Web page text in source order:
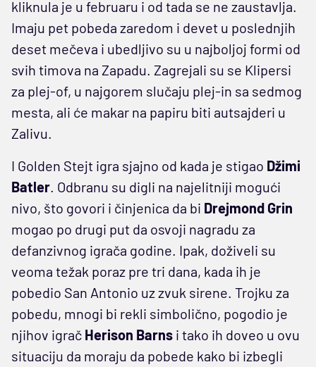
kliknula je u februaru i od tada se ne zaustavlja.
Imaju pet pobeda zaredom i devet u poslednjih
deset mečeva i ubedljivo su u najboljoj formi od
svih timova na Zapadu. Zagrejali su se Klipersi
za plej-of, u najgorem slučaju plej-in sa sedmog
mesta, ali će makar na papiru biti autsajderi u
Zalivu.
I Golden Stejt igra sjajno od kada je stigao Džimi
Batler. Odbranu su digli na najelitniji mogući
nivo, što govori i činjenica da bi Drejmond Grin
mogao po drugi put da osvoji nagradu za
defanzivnog igrača godine. Ipak, doživeli su
veoma težak poraz pre tri dana, kada ih je
pobedio San Antonio uz zvuk sirene. Trojku za
pobedu, mnogi bi rekli simbolično, pogodio je
njihov igrač Herison Barns i tako ih doveo u ovu
situaciju da moraju da pobede kako bi izbegli